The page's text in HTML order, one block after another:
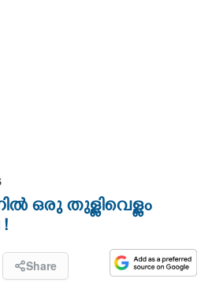
ഒരു തുള്ളിവെള്ളം
Share